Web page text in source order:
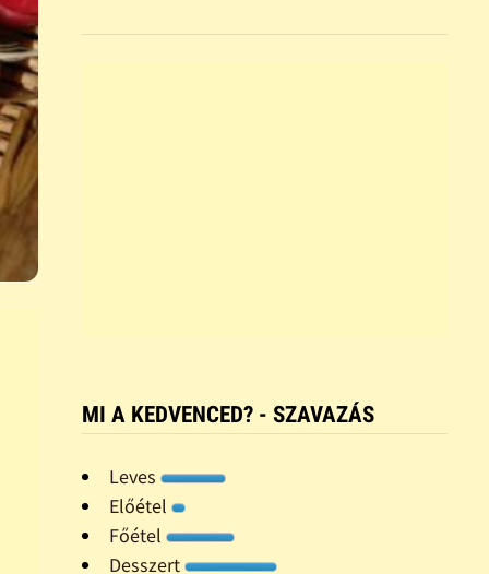
MI A KEDVENCED? - SZAVAZÁS
Leves
Előétel
Főétel
Desszert